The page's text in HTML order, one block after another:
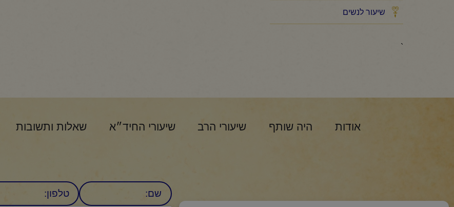
שיעור לנשים
`
אודות היה שותף שיעורי הרב שיעורי החיד״א שאלות ותשובות
שם טלפון: